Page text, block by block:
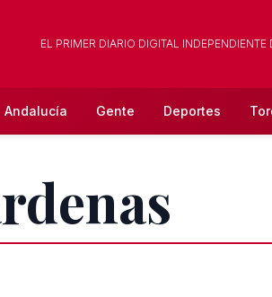
EL PRIMER DIARIO DIGITAL INDEPENDIENTE
Andalucía Gente Deportes